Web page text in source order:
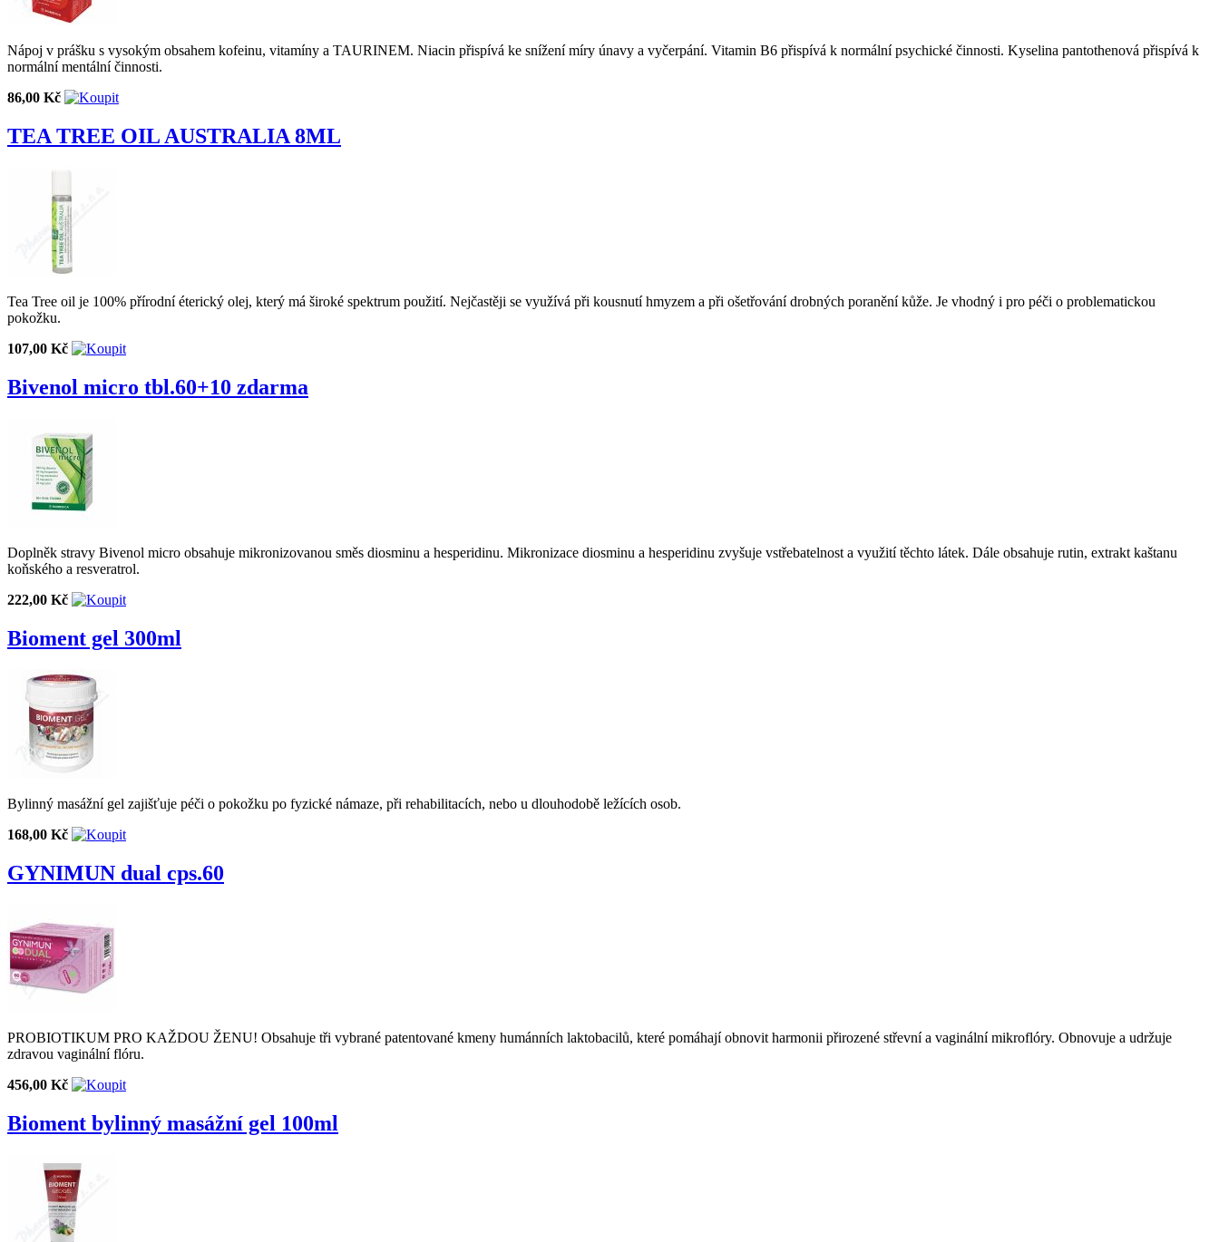
Nápoj v prášku s vysokým obsahem kofeinu, vitamíny a TAURINEM. Niacin přispívá ke snížení míry únavy a vyčerpání. Vitamin B6 přispívá k normální psychické činnosti. Kyselina pantothenová přispívá k
normální mentální činnosti.
86,00 Kč
TEA TREE OIL AUSTRALIA 8ML
Tea Tree oil je 100% přírodní éterický olej, který má široké spektrum použití. Nejčastěji se využívá při kousnutí hmyzem a při ošetřování drobných poranění kůže. Je vhodný i pro péči o problematickou
pokožku.
107,00 Kč
Bivenol micro tbl.60+10 zdarma
Doplněk stravy Bivenol micro obsahuje mikronizovanou směs diosminu a hesperidinu. Mikronizace diosminu a hesperidinu zvyšuje vstřebatelnost a využití těchto látek. Dále obsahuje rutin, extrakt kaštanu
koňského a resveratrol.
222,00 Kč
Bioment gel 300ml
Bylinný masážní gel zajišťuje péči o pokožku po fyzické námaze, při rehabilitacích, nebo u dlouhodobě ležících osob.
168,00 Kč
GYNIMUN dual cps.60
PROBIOTIKUM PRO KAŽDOU ŽENU! Obsahuje tři vybrané patentované kmeny humánních laktobacilů, které pomáhají obnovit harmonii přirozené střevní a vaginální mikroflóry. Obnovuje a udržuje
zdravou vaginální flóru.
456,00 Kč
Bioment bylinný masážní gel 100ml